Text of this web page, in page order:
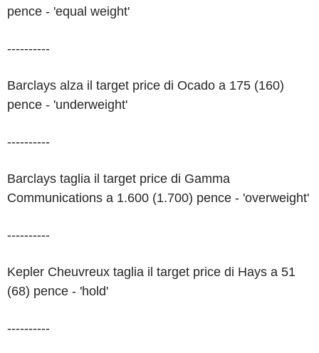
pence - 'equal weight'
----------
Barclays alza il target price di Ocado a 175 (160)
pence - 'underweight'
----------
Barclays taglia il target price di Gamma
Communications a 1.600 (1.700) pence - 'overweight'
----------
Kepler Cheuvreux taglia il target price di Hays a 51
(68) pence - 'hold'
----------